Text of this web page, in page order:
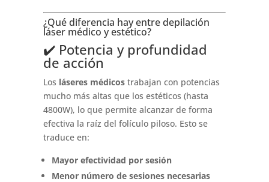
¿Qué diferencia hay entre depilación
láser médico y estético?
✔️ Potencia y profundidad
de acción
Los láseres médicostrabajan con potencias
mucho más altas que los estéticos (hasta
4800W), lo que permite alcanzar de forma
efectiva la raíz del folículo piloso. Esto se
traduce en:
Mayor efectividad por sesión
Menor número de sesiones necesarias